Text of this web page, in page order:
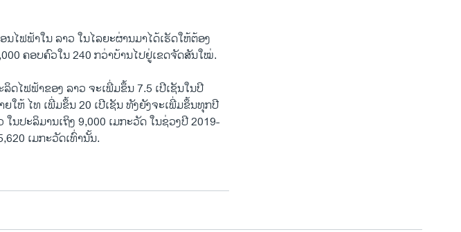
ໄຟຟ້າໃນ ລາວ ໃນໄລຍະຜ່ານມາໄດ້ເຮັດໃຫ້ຕ້ອງ
ຄອບຄົວໃນ 240 ກວ່າບ້ານໄປຢູ່ເຂດຈັດສັນໃໝ່.
ດໄຟຟ້າຂອງ ລາວ ຈະເພີ່ມຂຶ້ນ 7.5 ເປີເຊັນໃນປີ
ໃຫ້ ໄທ ເພີ່ມຂຶ້ນ 20 ເປີເຊັນ ທັງຍັງຈະເພີ່ມຂຶ້ນທຸກປີ
ນປະລິມານເຖິງ 9,000 ເມກະວັດ ໃນຊ່ວງປີ 2019-
ເມກະວັດເທົ່ານັ້ນ.